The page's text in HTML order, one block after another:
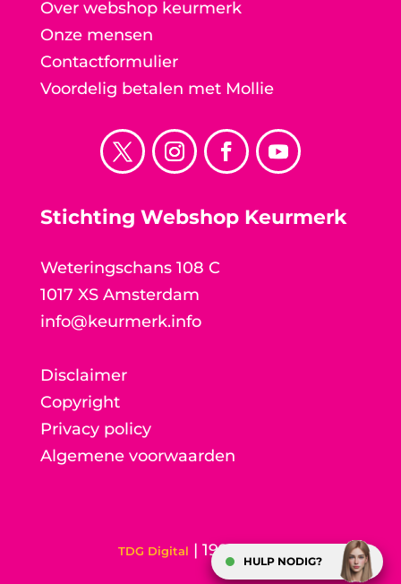
Over webshop keurmerk
Onze mensen
Contactformulier
Voordelig betalen met Mollie
Stichting Webshop Keurmerk
Weteringschans 108 C
1017 XS Amsterdam
info@keurmerk.info
Disclaimer
Copyright
Privacy policy
Algemene voorwaarden
TDG Digital | 1998-2026
HULP NODIG?